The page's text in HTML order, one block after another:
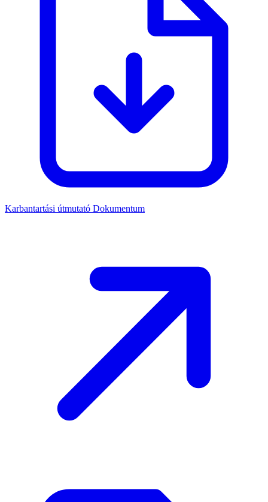
Karbantartási útmutató Dokumentum